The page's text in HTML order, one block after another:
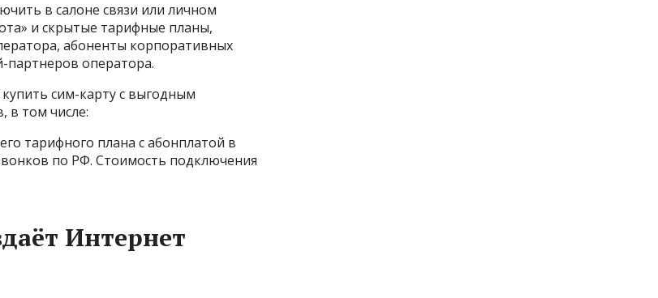
в салоне связи или личном
и скрытые тарифные планы,
абоненты корпоративных
партнеров оператора.
сим-карту с выгодным
в том числе:
тарифного плана с абонплатой в
по РФ. Стоимость подключения
Интернет